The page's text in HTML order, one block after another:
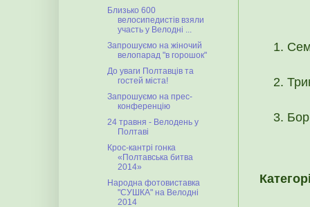
Близько 600
велосипедистів взяли
участь у Велодні ...
Запрошуємо на жіночий
велопарад "в горошок"
До уваги Полтавців та
гостей міста!
Запрошуємо на прес-
конференцію
24 травня - Велодень у
Полтаві
Крос-кантрі гонка
«Полтавська битва
2014»
Народна фотовиставка
"СУШКА" на Велодні
2014